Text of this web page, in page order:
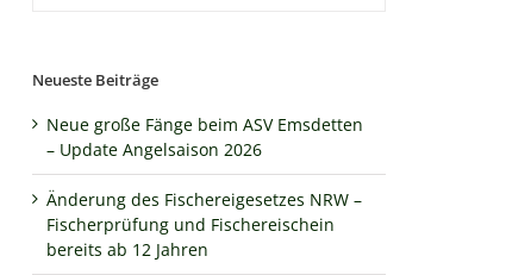
Neueste Beiträge
Neue große Fänge beim ASV Emsdetten
– Update Angelsaison 2026
Änderung des Fischereigesetzes NRW –
Fischerprüfung und Fischereischein
bereits ab 12 Jahren